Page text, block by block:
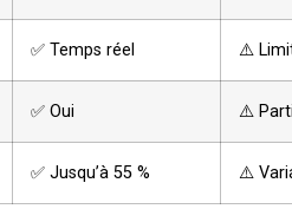
✅ Temps réel ⚠️
✅ Oui ⚠️
✅ Jusqu’à 55 % ⚠️